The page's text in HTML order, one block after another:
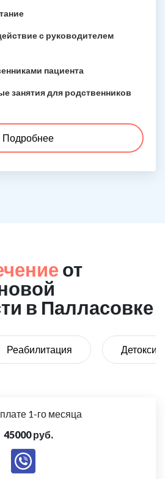
с руководителем
пациента
занятия для родственников
Подробнее
от
в Палласовке
Реабилитация
1-го месяца
45000 руб.